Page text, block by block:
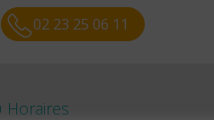
02 23 25 06 11
Horaires